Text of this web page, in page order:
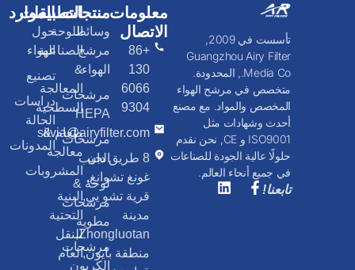
تأسست في 2009,
Guangzhou Airy Filter
Media Co., المحدودة.
متخصص في مرشح الهواء
المخصص والمواد. مع مصنع
أحدث وشهادات مثل
ISO9001 و CE, نحن نقدم
حلولًا عالية الجودة للصناعات
في جميع أنحاء العالم.
تابعنا!
منتجات
وسائط
مرشح
الهواء
مرشحات
HEPA
مرشحات
الجيب
لوحة &
مرشحات
مطوية
مرشحات
الكربون
التطبيقات
اللوحة
الصناعية
&
المعالجة
السطحية
طعام &
معالجة
المشروبات
البنية
التحتية
للنقل
العام
الموارد
حول
الهواء
تصنيع
دراسات
الحالة
المدونات
معلومات
الاتصال
+86
130
6066
9304
silvia@airyfilter.com
8 طريق دان
غونغ تشوانغ,
قرية تشو يي,
مدينة
Zhongluotan,
منطقة بايون,